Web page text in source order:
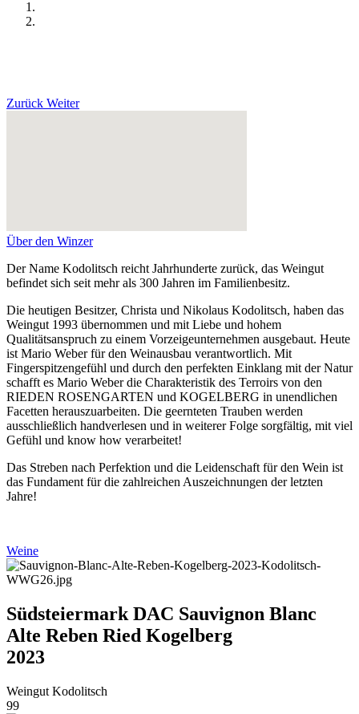
Zurück Weiter
Über den Winzer
Der Name Kodolitsch reicht Jahrhunderte zurück, das Weingut
befindet sich seit mehr als 300 Jahren im Familienbesitz.
Die heutigen Besitzer, Christa und Nikolaus Kodolitsch, haben das
Weingut 1993 übernommen und mit Liebe und hohem
Qualitätsanspruch zu einem Vorzeigeunternehmen ausgebaut. Heute
ist Mario Weber für den Weinausbau verantwortlich. Mit
Fingerspitzengefühl und durch den perfekten Einklang mit der Natur
schafft es Mario Weber die Charakteristik des Terroirs von den
RIEDEN ROSENGARTEN und KOGELBERG in unendlichen
Facetten herauszuarbeiten. Die geernteten Trauben werden
ausschließlich handverlesen und in weiterer Folge sorgfältig, mit viel
Gefühl und know how verarbeitet!
Das Streben nach Perfektion und die Leidenschaft für den Wein ist
das Fundament für die zahlreichen Auszeichnungen der letzten
Jahre!
Weine
Südsteiermark DAC Sauvignon Blanc
Alte Reben Ried Kogelberg
2023
Weingut Kodolitsch
99